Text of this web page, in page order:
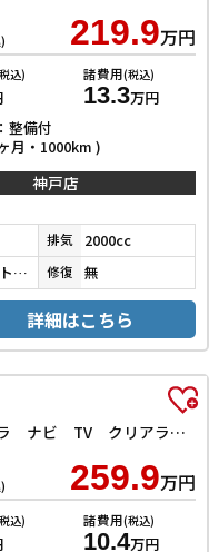
219.9万円
込) 諸費用(税込)
13.3万円
整備付
月・1000km )
神戸店
排気 2000cc
ブリリアントホワイトパール３コートパール 修復 無
詳細はこちら
ハイウェイスターV ETC 全周囲カメラ ナビ TV クリアランスソナー オートクルーズコントロール 衝突被害軽減システム 両側電動スライドドア オートライト LEDヘッドランプ スマートキー
259.9万円
込) 諸費用(税込)
10.4万円